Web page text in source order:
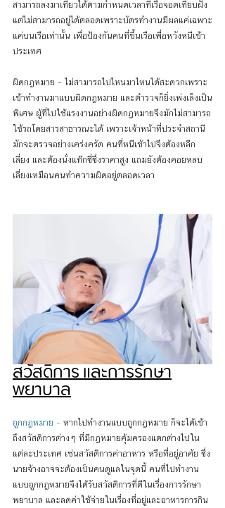
สามารถลงมาเที่ยวได้ตามกำหนดเวลาที่เรือจอดเทียบฝั่ง
แต่ไม่สามารถอยู่ได้ตลอดเพราะบัตรทำงานมีผลแค่เฉพาะ
แค่บนเรือเท่านั้น เพื่อป้องกันคนที่ขึ้นเรือเพื่อหวังหนีเข้า
ประเทศ
ผิดกฎหมาย - ไม่สามารถไปไหนมาไหนได้สะดวกเพราะ
เข้าทำงานมาแบบผิดกฎหมาย และตำรวจก็ยิ่งเพ่งเล็งเป็น
พิเศษ ผู้ที่ไปใช้แรงงานอย่างผิดกฎหมายจึงมักไม่สามารถ
ใช้รถโดยสารสาธารณะได้ เพราะเจ้าหน้าที่ประจำสถานี
มักจะตรวจอย่างเคร่งครัด คนที่หนีเข้าไปจึงต้องหลีก
เลี่ยง และต้องนั่งแท๊กซี่ซึ่งราคาสูง แถมยังต้องคอยหลบ
เลี่ยงเหมือนคนทำความผิดอยู่ตลอดเวลา
สวัสดิการ และการรักษา
พยาบาล
ถูกกฎหมาย - หากไปทำงานแบบถูกกฎหมาย ก็จะได้เข้า
ถึงสวัสดิการต่างๆ ที่มีกฎหมายคุ้มครองแตกต่างไปใน
แต่ละประเทศ เช่นสวัสดิการค่าอาหาร หรือที่อยู่อาศัย ซึ่ง
นายจ้างอาจจะต้องเป็นคนดูแลในจุดนี้ คนที่ไปทำงาน
แบบถูกกฎหมายจึงได้รับสวัสดิการที่ดีในเรื่องการรักษา
พยาบาล และลดค่าใช้จ่ายในเรื่องที่อยู่และอาหารการกิน